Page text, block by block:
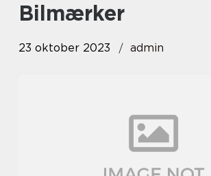
bilmærker
23 oktober 2023 admin